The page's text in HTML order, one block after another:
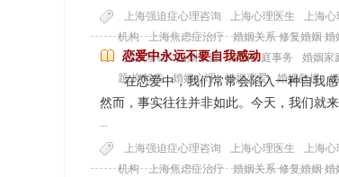
上海强迫症心理咨询 上海心理医生 上海
机构
上海焦虑症治疗 婚姻关系 修复婚姻 婚
婚姻基础
婚姻家庭 婚姻家庭事务 婚姻家
题 抑郁症
婚姻心理 婚姻恋爱 婚姻救援
恋爱中永远不要自我感动
在恋爱中，我们常常会陷入一种自我
然而，事实往往并非如此。今天，我们就
...
上海强迫症心理咨询 上海心理医生 上海
机构
上海焦虑症治疗 婚姻关系 修复婚姻 婚